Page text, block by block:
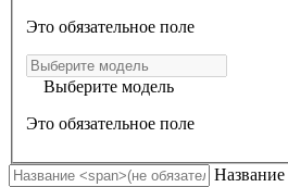
Это обязательное поле
Выберите модель
Это обязательное поле
Название